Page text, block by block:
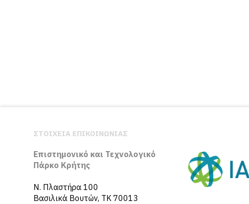
ΣΤΟΙΧΕΙΑ ΕΠΙΚΟΙΝΩΝΙΑΣ
Επιστημονικό και Τεχνολογικό
Πάρκο Κρήτης
N. Πλαστήρα 100
Βασιλικά Βουτών, ΤΚ 70013